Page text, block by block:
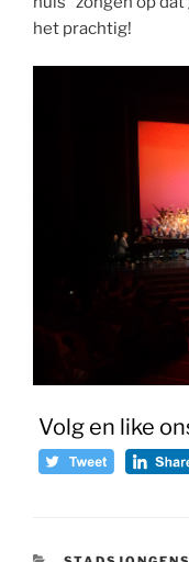
het prachtig!
Volg en like